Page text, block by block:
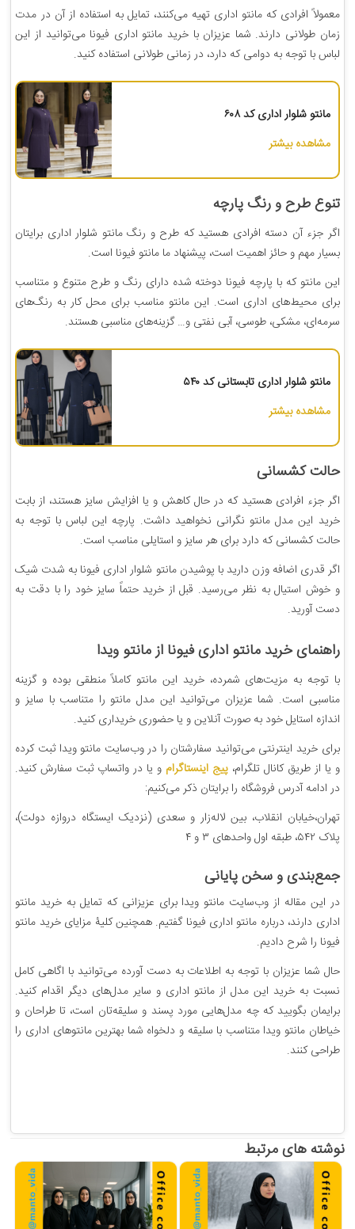
معمولاً افرادی که مانتو اداری تهیه می‌کنند، تمایل به استفاده از آن در مدت
زمان‌ طولانی دارند. شما عزیزان با خرید مانتو اداری فیونا می‌توانید از این
لباس با توجه به دوامی که دارد، در زمانی طولانی استفاده کنید.
مانتو شلوار اداری کد ۶۰۸
مشاهده بیشتر
تنوع طرح و رنگ پارچه‌
اگر جزء آن دسته افرادی هستید که طرح و رنگ مانتو شلوار اداری برایتان
بسیار مهم و حائز اهمیت است، پیشنهاد ما مانتو فیونا است.
این‌ مانتو که با پارچه فیونا دوخته شده دارای رنگ و طرح متنوع و متناسب
برای محیط‌های اداری است. این مانتو مناسب برای محل کار به رنگ‌های
سرمه‌ای، مشکی، طوسی، آبی نفتی و… گزینه‌های مناسبی هستند.
مانتو شلوار اداری تابستانی کد ۵۴۰
مشاهده بیشتر
حالت کشسانی
اگر جزء افرادی هستید که در حال کاهش و یا افزایش سایز هستند، از بابت
خرید این مدل مانتو نگرانی نخواهید داشت. پارچه این لباس با توجه به
حالت کشسانی که دارد برای هر سایز و استایلی مناسب است.
اگر قدری اضافه وزن دارید با پوشیدن مانتو شلوار اداری فیونا به شدت شیک
و خوش استیال به نظر می‌رسید.‌ قبل از خرید حتماً سایز خود را با دقت به
دست آورید.
راهنمای خریدمانتو اداری فیونااز مانتو ویدا
با توجه به مزیت‌های شمرده، خرید این مانتو کاملاً منطقی بوده و گزینه
مناسبی است. شما عزیزان می‌توانید این مدل مانتو را متناسب با سایز و
اندازه استایل خود به صورت آنلاین و یا حضوری خریداری کنید.
برای خرید اینترنتی می‌توانید سفارشتان را در وب‌سایت مانتو ویدا ثبت کرده
و یا از طریق کانال تلگرام،پیج اینستاگرام و یا در واتساپ ثبت سفارش کنید.
در ادامه آدرس فروشگاه را برایتان ذکر می‌کنیم:
تهران،خیابان انقلاب، بین لاله‌زار و سعدی (نزدیک ایستگاه دروازه دولت)،
پلاک ۵۴۲، طبقه اول واحدهای ۳ و ۴
جمع‌بندی و سخن پایانی
در این مقاله از وب‌سایت مانتو ویدا برای عزیزانی ‌که تمایل به خرید مانتو
اداری دارند، درباره مانتو اداری فیونا گفتیم. همچنین کلیۀ مزایای خرید مانتو
فیونا را شرح دادیم.
حال شما عزیزان با توجه به اطلاعات به دست آورده می‌توانید با اگاهی کامل
نسبت به خرید این مدل از مانتو اداری و سایر مدل‌های دیگر اقدام کنید.
برایمان بگویید که چه مدل‌هایی مورد پسند و سلیقه‌تان است، تا طراحان و
خیاطان مانتو ویدا متناسب با سلیقه و دلخواه شما بهترین مانتوهای اداری را
طراحی کنند.
نوشته های مرتبط